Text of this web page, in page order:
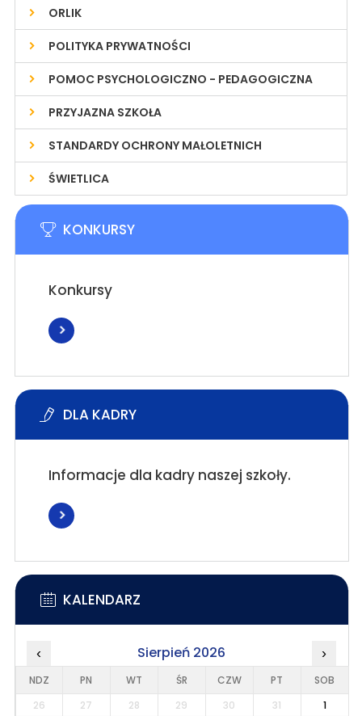
ORLIK
POLITYKA PRYWATNOŚCI
POMOC PSYCHOLOGICZNO - PEDAGOGICZNA
PRZYJAZNA SZKOŁA
STANDARDY OCHRONY MAŁOLETNICH
ŚWIETLICA
KONKURSY
Konkursy
DLA KADRY
Informacje dla kadry naszej szkoły.
KALENDARZ
‹ Sierpień 2026 ›
NDZ PN WT ŚR CZW PT
SOB
26
27 28 29 30 31
1